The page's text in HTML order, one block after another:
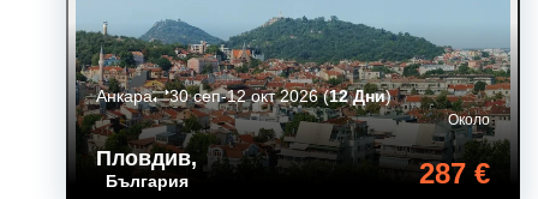
Пловдив,
България
Около
287 €
Анкара 30 сеп-12 окт 2026(12 Дни)